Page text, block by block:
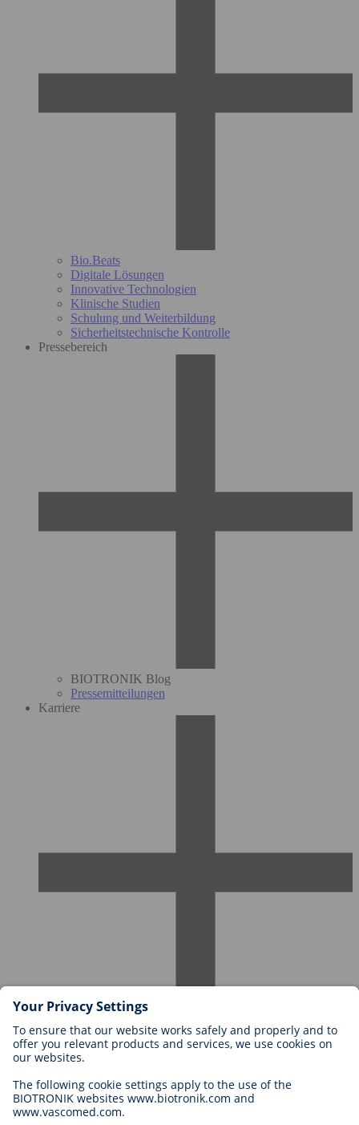
Bio.Beats
Digitale Lösungen
Innovative Technologien
Klinische Studien
Schulung und Weiterbildung
Sicherheitstechnische Kontrolle
Pressebereich
BIOTRONIK Blog
Pressemitteilungen
Karriere
Karriere bei BIOTRONIK
Einstieg
Bewerbung
Karrierechancen